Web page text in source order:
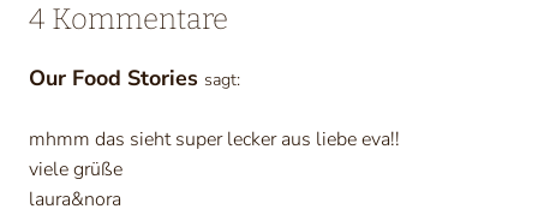
4 Kommentare
Our Food Stories sagt:
mhmm das sieht super lecker aus liebe eva!!
viele grüße
laura&nora